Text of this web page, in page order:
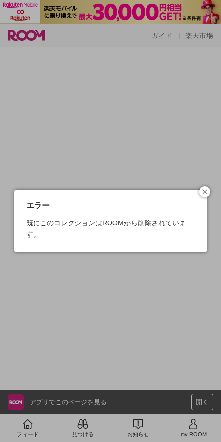
エラー
既にこのコレクションはROOMから削除されていま
す。
ガイド 楽天市場
アプリでこのページを見る 開く
フィード 見つける お知らせ my ROOM